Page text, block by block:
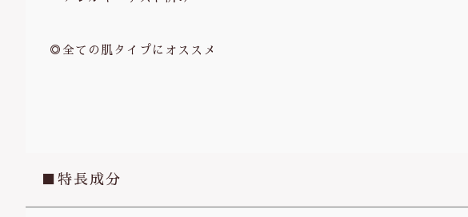
◎全ての肌タイプにオススメ
■特長成分